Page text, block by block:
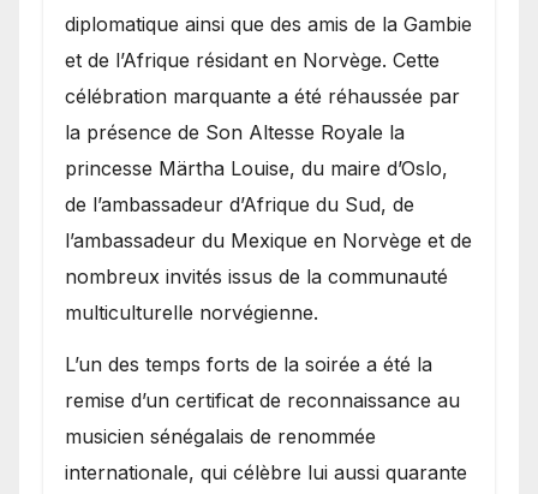
diplomatique ainsi que des amis de la Gambie
et de l’Afrique résidant en Norvège. Cette
célébration marquante a été réhaussée par
la présence de Son Altesse Royale la
princesse Märtha Louise, du maire d’Oslo,
de l’ambassadeur d’Afrique du Sud, de
l’ambassadeur du Mexique en Norvège et de
nombreux invités issus de la communauté
multiculturelle norvégienne.
​L’un des temps forts de la soirée a été la
remise d’un certificat de reconnaissance au
musicien sénégalais de renommée
internationale, qui célèbre lui aussi quarante